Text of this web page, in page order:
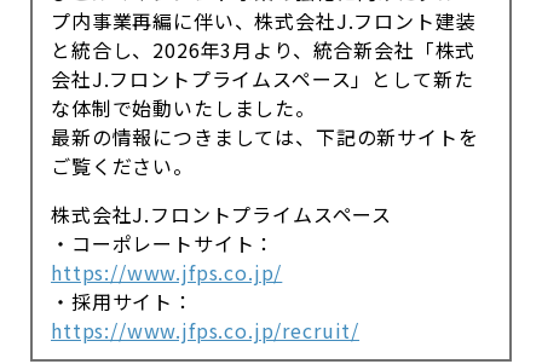
プ内事業再編に伴い、株式会社J.フロント建装
と統合し、2026年3月より、統合新会社「株式
会社J.フロントプライムスペース」として新た
な体制で始動いたしました。
最新の情報につきましては、下記の新サイトを
ご覧ください。
株式会社J.フロントプライムスペース
・コーポレートサイト：
https://www.jfps.co.jp/
・採用サイト：
https://www.jfps.co.jp/recruit/